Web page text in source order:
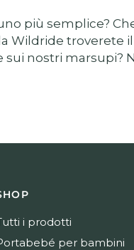
più semplice?
Wildride
nostri marsupi?
i prodotti
per bambini